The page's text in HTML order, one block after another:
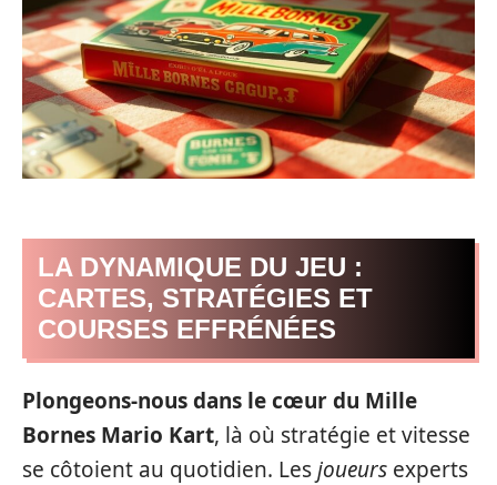
LA DYNAMIQUE DU JEU :
CARTES, STRATÉGIES ET
COURSES EFFRÉNÉES
Plongeons-nous dans le cœur du Mille
Bornes Mario Kart, là où stratégie et vitesse
se côtoient au quotidien. Lesjoueurs experts